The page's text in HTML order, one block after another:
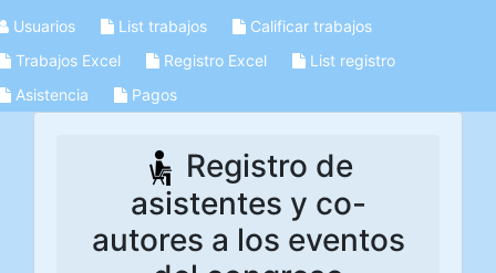
Usuarios List trabajos
Calificar trabajos
Trabajos Excel
Registro Excel
List registro
Asistencia
Pagos
Registro de
asistentes y co-
autores a los eventos